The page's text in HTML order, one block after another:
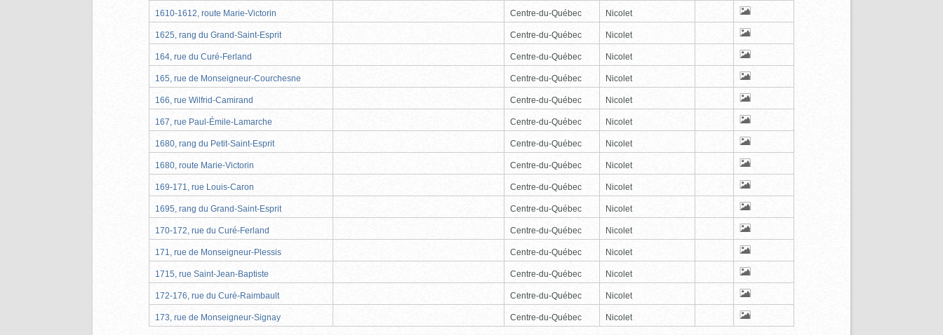
1610-1612, route Marie-Victorin Centre-du-Québec Nicolet
1625, rang du Grand-Saint-Esprit Centre-du-Québec Nicolet
164, rue du Curé-Ferland Centre-du-Québec Nicolet
165, rue de Monseigneur-Courchesne Centre-du-Québec Nicolet
166, rue Wilfrid-Camirand Centre-du-Québec Nicolet
167, rue Paul-Émile-Lamarche Centre-du-Québec Nicolet
1680, rang du Petit-Saint-Esprit Centre-du-Québec Nicolet
1680, route Marie-Victorin Centre-du-Québec Nicolet
169-171, rue Louis-Caron Centre-du-Québec Nicolet
1695, rang du Grand-Saint-Esprit Centre-du-Québec Nicolet
170-172, rue du Curé-Ferland Centre-du-Québec Nicolet
171, rue de Monseigneur-Plessis Centre-du-Québec Nicolet
1715, rue Saint-Jean-Baptiste Centre-du-Québec Nicolet
172-176, rue du Curé-Raimbault Centre-du-Québec Nicolet
173, rue de Monseigneur-Signay Centre-du-Québec Nicolet